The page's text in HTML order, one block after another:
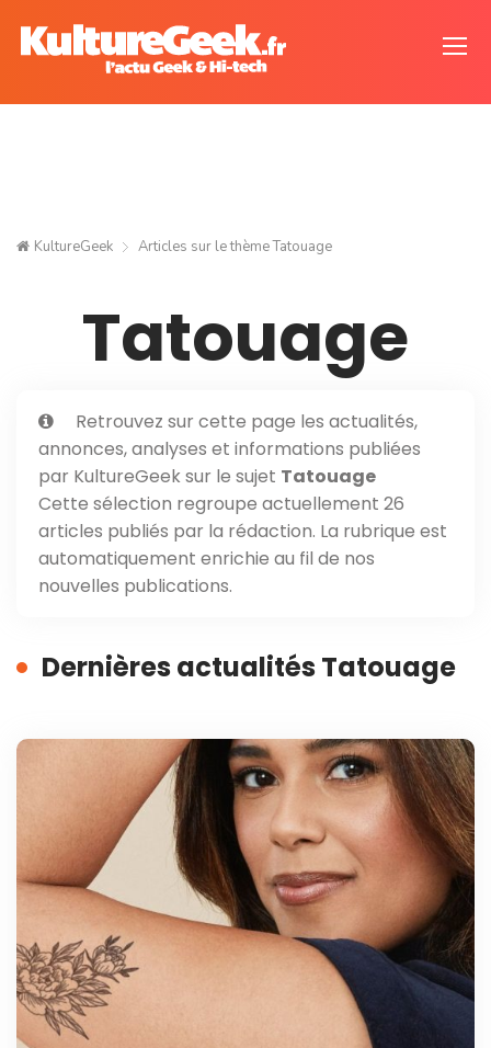
KultureGeek Articles sur le thèmeTatouage
Tatouage
Retrouvez sur cette page les actualités,
annonces, analyses et informations publiées
par KultureGeek sur le sujet Tatouage
Cette sélection regroupe actuellement 26
articles publiés par la rédaction. La rubrique est
automatiquement enrichie au fil de nos
nouvelles publications.
Dernières actualités Tatouage